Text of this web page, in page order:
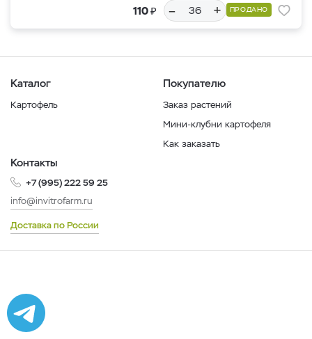
110₽ – + ПРОДАНО
Каталог
Картофель
Покупателю
Заказ растений
Мини-клубни картофеля
Как заказать
Контакты
+7 (995) 222 59 25
info@invitrofarm.ru
Доставка по России